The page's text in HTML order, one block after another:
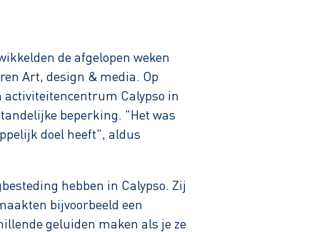
de afgelopen weken
Art, design & media. Op
Calypso in
beperking. "Het was
doel heeft", aldus
hebben in Calypso. Zij
bijvoorbeeld een
geluiden maken als je ze